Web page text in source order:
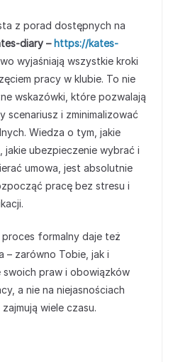
z porad dostępnych na
diary – https://kates-
wyjaśniają wszystkie kroki
pracy w klubie. To nie
wskazówki, które pozwalają
scenariusz i zminimalizować
Wiedza o tym, jakie
ubezpieczenie wybrać i
umowa, jest absolutnie
pracę bez stresu i
formalny daje też
– zarówno Tobie, jak i
swoich praw i obowiązków
a nie na niejasnościach
wiele czasu.